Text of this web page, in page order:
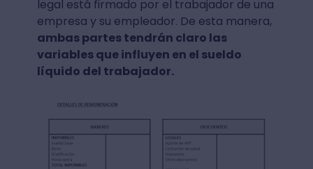
legal está firmado por el trabajador de una
empresa y su empleador. De esta manera,
ambas partes tendrán claro las
variables que influyen en el sueldo
líquido del trabajador.